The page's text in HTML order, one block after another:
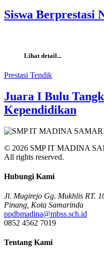
Siswa Berprestasi
Lihat detail...
Prestasi Tendik
Juara I Bulu
Kependidikan
© 2026 SMP IT MADINA
All rights reserved.
Hubungi Kami
Jl. Mugirejo Gg. Mukhlis RT.
Pinang, Kota Samarinda
ppdbmadina@mbss.sch.id
0852 4562 7019
Tentang Kami